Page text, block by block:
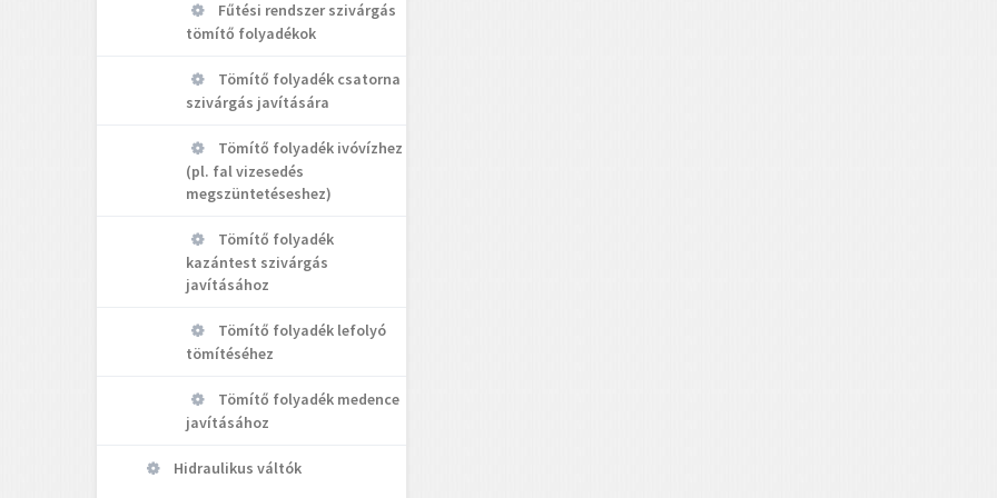
Fűtési rendszer szivárgás
tömítő folyadékok
Tömítő folyadék csatorna
szivárgás javítására
Tömítő folyadék ivóvízhez
(pl. fal vizesedés
megszüntetéseshez)
Tömítő folyadék
kazántest szivárgás
javításához
Tömítő folyadék lefolyó
tömítéséhez
Tömítő folyadék medence
javításához
Hidraulikus váltók